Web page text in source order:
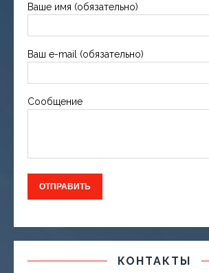
Ваше имя (обязательно)
Ваш e-mail (обязательно)
Сообщение
КОНТАКТЫ